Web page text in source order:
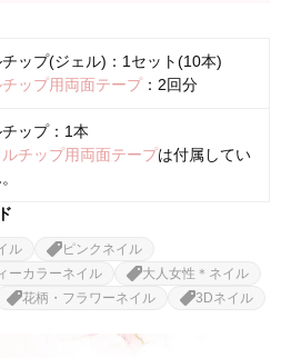
ップ(ジェル)：1セット(10本)
ップ用両面テープ：2回分
ップ：1本
チップ用両面テープは付属してい
ル
ピンクネイル
ーカラーネイル
大人女性＊ネイル
花柄・フラワーネイル 3Dネイル